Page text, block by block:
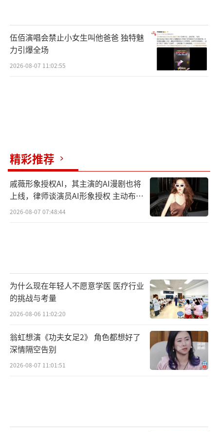
据悉,“神奇礼物店”活动将持续至6月17
加了活动的趣味性和个性化。此次活动不仅提
升了用户的参与感和体验感,也进一步推动了AI
音乐创作的普及和发展。
网易天音为用户提供了个性化的AI音乐创
乐伴奏、睡眠音乐、视频/播客bgm等;AI作词功
能则帮助用户找到文案灵感,写乐评、写诗、写
歌词等。同时,网易天音还支持分轨导出进一步
质量标准。这些功能的加入,让用户在音乐创作
过程中能够得到更多的支持和帮助,提高创作效
率和质量。
伍佰演唱会禁止小女生叫他爸爸 独特魅
力引爆全场
2026-08-07 11:02:55
精彩推荐
戚薇形象授权AI，其主演的AI漫剧也将
上线，律师谈演员AI形象授权 主动布局
数字资产
2026-08-07 07:48:44
为什么现在年轻人不愿意学医 医疗行业
的挑战与考量
2026-08-06 11:02:20
翁虹想演《功夫女足2》 角色都想好了
深情隔空告别
2026-08-07 11:01:51